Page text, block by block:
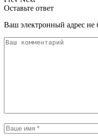
Оставьте ответ
Ваш электронный адрес не